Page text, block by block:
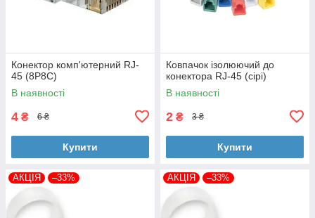
Конектор комп'ютерний RJ-
45 (8P8C)
В наявності
4 ₴ 6 ₴
Купити
Ковпачок ізолюючий до
конектора RJ-45 (сірі)
В наявності
2 ₴ 3 ₴
Купити
АКЦІЯ –33% АКЦІЯ –33%